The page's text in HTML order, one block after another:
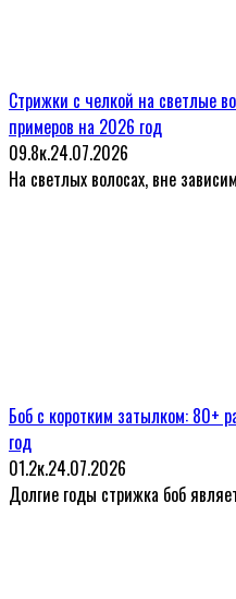
Стрижки с челкой на светлые
примеров на 2026 год
09.8к.24.07.2026
На светлых волосах, вне
Боб с коротким затылком: 80+
год
01.2к.24.07.2026
Долгие годы стрижка боб